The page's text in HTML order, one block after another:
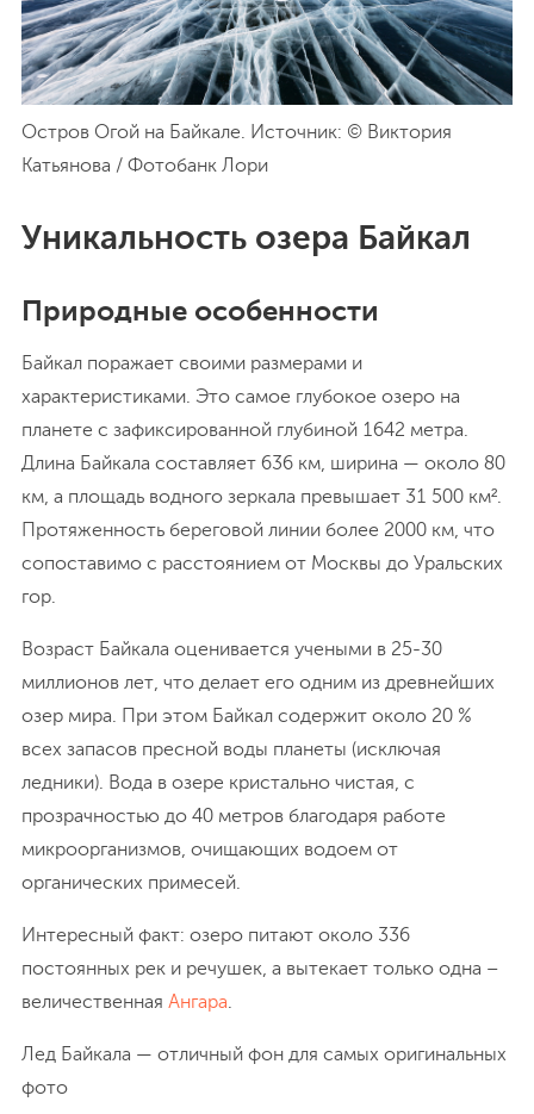
Остров Огой на Байкале. Источник: © Виктория
Катьянова / Фотобанк Лори
Уникальность озера Байкал
Природные особенности
Байкал поражает своими размерами и
характеристиками. Это самое глубокое озеро на
планете с зафиксированной глубиной 1642 метра.
Длина Байкала составляет 636 км, ширина — около 80
км, а площадь водного зеркала превышает 31 500 км².
Протяженность береговой линии более 2000 км, что
сопоставимо с расстоянием от Москвы до Уральских
гор.
Возраст Байкала оценивается учеными в 25-30
миллионов лет, что делает его одним из древнейших
озер мира. При этом Байкал содержит около 20 %
всех запасов пресной воды планеты (исключая
ледники). Вода в озере кристально чистая, с
прозрачностью до 40 метров благодаря работе
микроорганизмов, очищающих водоем от
органических примесей.
Интересный факт: озеро питают около 336
постоянных рек и речушек, а вытекает только одна –
величественная Ангара.
Лед Байкала — отличный фон для самых оригинальных
фото